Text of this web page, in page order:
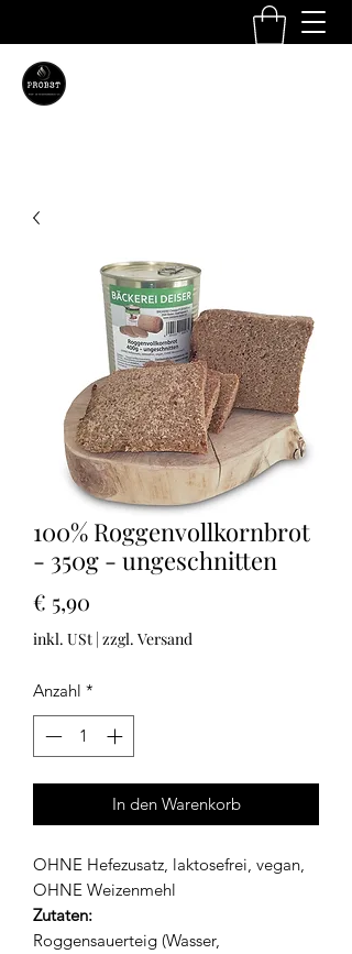
100% Roggenvollkornbrot
- 350g - ungeschnitten
€ 5,90
inkl. USt | zzgl. Versand
Anzahl *
In den Warenkorb
OHNE Hefezusatz, laktosefrei, vegan,
OHNE Weizenmehl
Zutaten:
Roggensauerteig (Wasser,